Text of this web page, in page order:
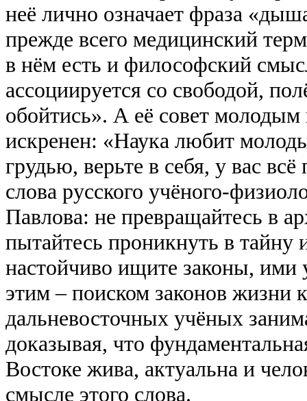
неё лично означает фраза
прежде всего медицинский
в нём есть и философский
ассоциируется со свободой,
обойтись». А её совет молодым
искренен: «Наука любит
грудью, верьте в себя, у вас
слова русского учёного-
Павлова: не превращайтесь в
пытайтесь проникнуть в тайну
настойчиво ищите законы,
этим – поиском законов жизни
дальневосточных учёных
доказывая, что
Востоке жива, актуальна и
смысле этого слова.